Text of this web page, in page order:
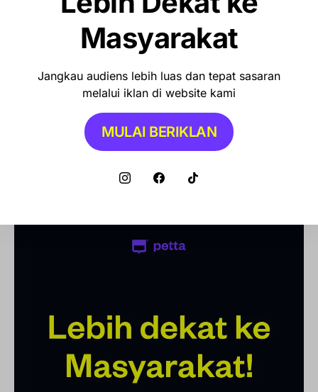
1, Ini Syarat dan Cara Klaimnya
OLAHRAGA
Debut Manis Mitchell Baker, Hattrick
Bawa Indonesia Gulung Kamboja 5-1
NEWS
Pemilahan Sampah, Pilih Cara Ini Dulu
Masyarakat
Jangkau audiens lebih luas dan tepat sasaran
melalui iklan di website kami
MULAI BERIKLAN